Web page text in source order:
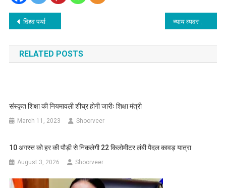
Post
navigation
विश्व पर्यावरण दिवस पर ‘हरित हरिद्वार’ अभियान का शुभारंभ न्याय व्यवस्था को अधिक समावेशी, सुलभ एवं सुदृढ़ बनाने में ‘‘जूडिशियम 2.0’’ महत्वपूर्ण पहल-मुख्यमंत्री
RELATED POSTS
संस्कृत शिक्षा की नियमावली शीघ्र होगी जारीः शिक्षा मंत्री
March 11, 2023 Shoorveer
10 अगस्त को हर की पौड़ी से निकलेगी 22 किलोमीटर लंबी पैदल कावड़ यात्रा
August 3, 2026 Shoorveer